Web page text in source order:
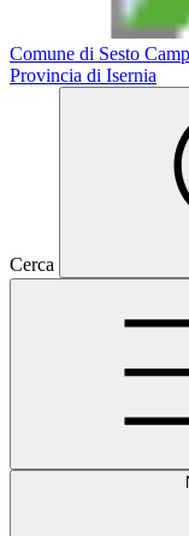
Comune di Sesto
Provincia di Isernia
Cerca